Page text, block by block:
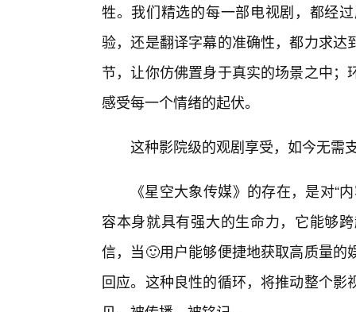
牲。我们精选的每一部电视剧，都经
验，还是翻译字幕的准确性，都力求
节，让你仿佛置身于真实的场景之中
感受每一个情绪的起伏。
这种影院级的观剧享受，如今无需
《星空大象传媒》的存在，是对“
容本身就具有强大的生命力，它能够
信，当🙂用户能够便捷地获取高质量
回应。这种良性的循环，将推动整个